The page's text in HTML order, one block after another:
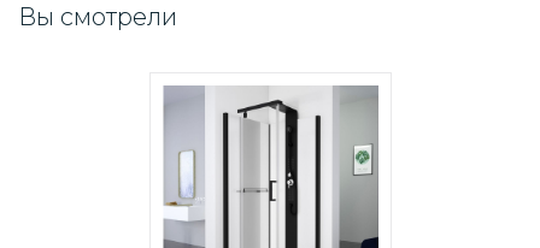
Вы смотрели